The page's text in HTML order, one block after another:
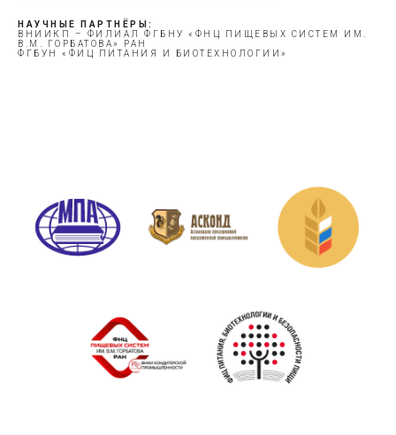
НАУЧНЫЕ ПАРТНЁРЫ:
ВНИИКП – ФИЛИАЛ ФГБНУ «ФНЦ ПИЩЕВЫХ СИСТЕМ ИМ.
В.М. ГОРБАТОВА» РАН
ФГБУН «ФИЦ ПИТАНИЯ И БИОТЕХНОЛОГИИ»